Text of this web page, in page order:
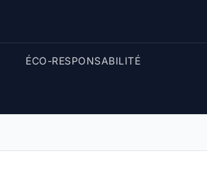
ÉCO-RESPONSABILITÉ